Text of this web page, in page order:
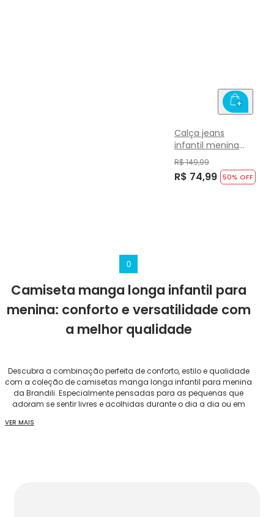
0
Calça jeans
infantil menina
Brandili
R$ 149,99
R$ 74,99 50% OFF
Camiseta manga longa infantil para
menina: conforto e versatilidade com
a melhor qualidade
Descubra a combinação perfeita de conforto, estilo e qualidade
com a coleção de camisetas manga longa infantil para menina
da Brandili. Especialmente pensadas para as pequenas que
adoram se sentir livres e acolhidas durante o dia a dia ou em
VER MAIS